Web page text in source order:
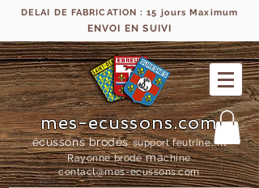
DELAI DE FABRICATION : 15 jours Maximum
ENVOI EN SUIVI
mes-ecussons.com
écussons brodés support feutrine, fil
Rayonne brodémachine
contact@mes-ecussons.com